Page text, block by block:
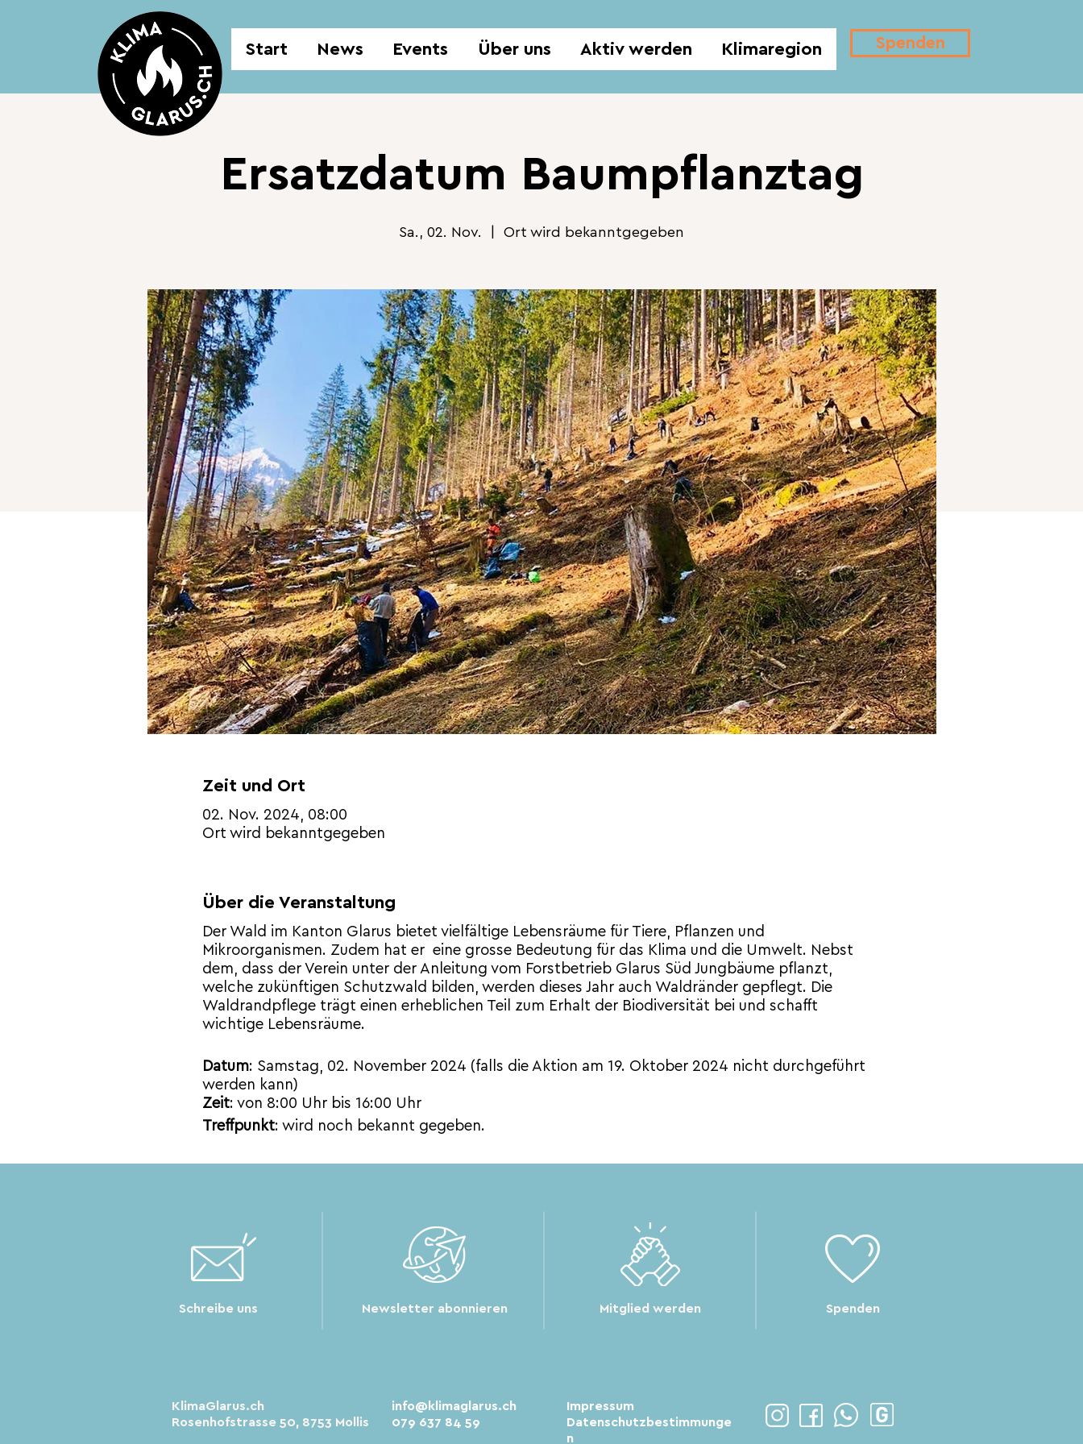
Start News Events Über uns Aktiv werden Klimaregion Spenden
Ersatzdatum Baumpflanztag
Sa., 02. Nov. Ort wird bekanntgegeben
Zeit und Ort
02. Nov. 2024, 08:00
Ort wird bekanntgegeben
Über die Veranstaltung
Der Wald im Kanton Glarus bietet vielfältige Lebensräume für Tiere, Pflanzen und
Mikroorganismen. Zudem hat er eine grosse Bedeutung für das Klima und die Umwelt. Nebst
dem, dass der Verein unter der Anleitung vom Forstbetrieb Glarus Süd Jungbäume pflanzt,
welche zukünftigen Schutzwald bilden, werden dieses Jahr auch Waldränder gepflegt. Die
Waldrandpflege trägt einen erheblichen Teil zum Erhalt der Biodiversität bei und schafft
wichtige Lebensräume.
Datum: Samstag, 02. November 2024 (falls die Aktion am 19. Oktober 2024 nicht durchgeführt
werden kann)
Zeit: von 8:00 Uhr bis 16:00 Uhr
Treffpunkt: wird noch bekannt gegeben.
Schreibe uns Newsletter abonnieren Mitglied werden Spenden
KlimaGlarus.ch
Rosenhofstrasse 50, 8753 Mollis
info@klimaglarus.ch
079 637 84 59
Impressum
Datenschutzbestimmunge
n